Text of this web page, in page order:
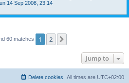
14 Sep 2008, 23:14
60 matches 1 2
Jump to
All times are UTC+02:00
Delete cookies